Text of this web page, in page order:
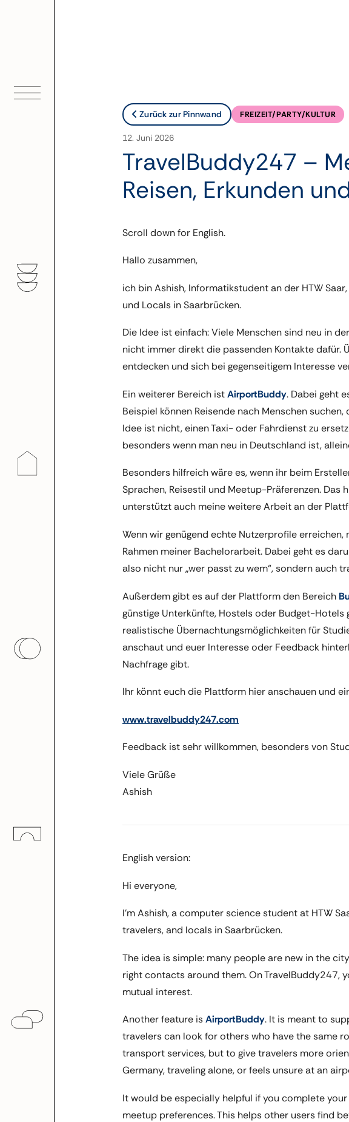
Zurück zur Pinnwand FREIZEIT/PARTY/KULTUR
12. Juni 2026
TravelBuddy247 –
Reisen, Erkunden
Scroll down for English.
Hallo zusammen,
ich bin Ashish, Informatikstudent an der HTW
und Locals in Saarbrücken.
Die Idee ist einfach: Viele Menschen sind neu in
nicht immer direkt die passenden Kontakte dafür.
entdecken und sich bei gegenseitigem Interesse
Ein weiterer Bereich istAirportBuddy. Dabei geht
Beispiel können Reisende nach Menschen
Idee ist nicht, einen Taxi- oder Fahrdienst zu
besonders wenn man neu in Deutschland ist,
Besonders hilfreich wäre es, wenn ihr beim
Sprachen, Reisestil und Meetup-Präferenzen. Das
unterstützt auch meine weitere Arbeit an der
Wenn wir genügend echte Nutzerprofile
Rahmen meiner Bachelorarbeit. Dabei geht es
also nicht nur „wer passt zu wem“, sondern auch
Außerdem gibt es auf der Plattform den Bereich
günstige Unterkünfte, Hostels oder Budget-Hotels
realistische Übernachtungsmöglichkeiten für
anschaut und euer Interesse oder Feedback
Nachfrage gibt.
Ihr könnt euch die Plattform hier anschauen und
www.travelbuddy247.com
Feedback ist sehr willkommen, besonders von
Viele Grüße
Ashish
English version:
Hi everyone,
I’m Ashish, a computer science student at HTW
travelers, and locals in Saarbrücken.
The idea is simple: many people are new in the
right contacts around them. On TravelBuddy247,
mutual interest.
Another feature isAirportBuddy. It is meant to
travelers can look for others who have the same
transport services, but to give travelers more
Germany, traveling alone, or feels unsure at an
It would be especially helpful if you complete
meetup preferences. This helps other users find